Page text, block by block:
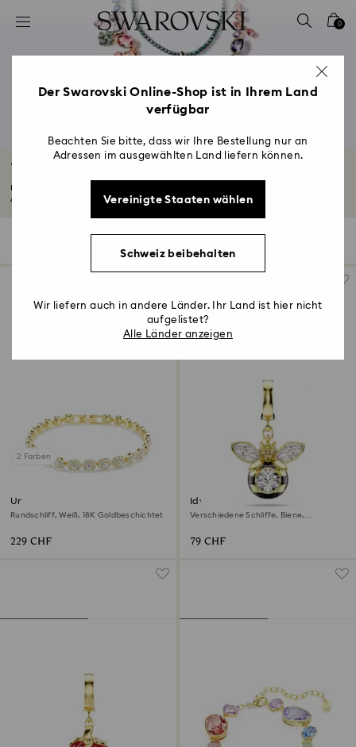
Liste Tastaturkürzel
2 - Footer
4 - Suchergebnisse
0
Vergoldete Charm-Armbänder
Umarme dein Handgelenk mit unseren vergoldeten Charm-Armbändern und
Armreifen...
Mehr lesen
2 Farben
Una Angelic Armband
Rundschliff, Weiß, 18K Goldbeschichtet
229 CHF
Idyllia Charm
Verschiedene Schliffe, Biene,
79 CHF
Der Swarovski Online-Shop ist in Ihrem Land
verfügbar
Beachten Sie bitte, dass wir Ihre Bestellung nur an
Adressen im ausgewählten Land liefern können.
Vereinigte Staaten wählen
Schweiz beibehalten
Wir liefern auch in andere Länder. Ihr Land ist hier nicht
aufgelistet?
Alle Länder anzeigen